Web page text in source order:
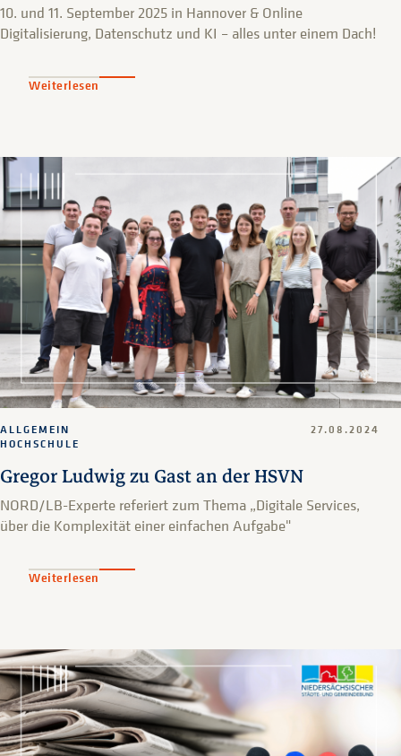
10. und 11. September 2025 in Hannover & Online
Digitalisierung, Datenschutz und KI – alles unter einem Dach!
Weiterlesen
Gregor Ludwig zu Gast an der HSVN
ALLGEMEIN
HOCHSCHULE
27.08.2024
NORD/LB-Experte referiert zum Thema „Digitale Services,
über die Komplexität einer einfachen Aufgabe"
Weiterlesen